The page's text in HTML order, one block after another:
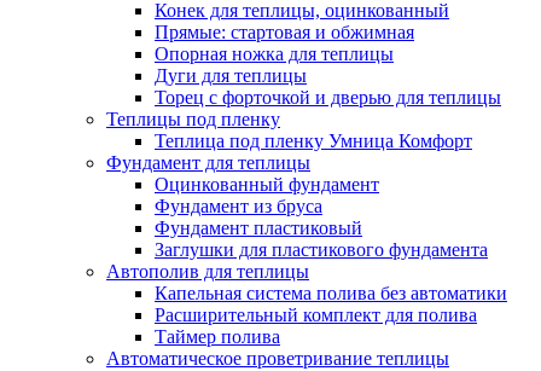
Конек для теплицы, оцинкованный
Прямые: стартовая и обжимная
Опорная ножка для теплицы
Дуги для теплицы
Торец с форточкой и дверью для теплицы
Теплицы под пленку
Теплица под пленку Умница Комфорт
Фундамент для теплицы
Оцинкованный фундамент
Фундамент из бруса
Фундамент пластиковый
Заглушки для пластикового фундамента
Автополив для теплицы
Капельная система полива без автоматики
Расширительный комплект для полива
Таймер полива
Автоматическое проветривание теплицы